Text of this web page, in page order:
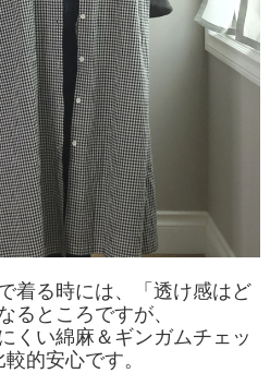
着る時には、「透け感はど
るところですが、
くい綿麻＆ギンガムチェッ
的安心です。